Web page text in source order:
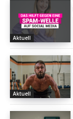
Aktuell
Aktuell